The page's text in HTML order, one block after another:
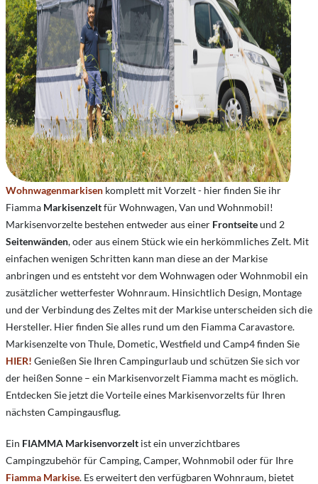
Wohnwagenmarkisen komplett mit Vorzelt - hier finden Sie ihr
Fiamma Markisenzeltfür Wohnwagen, Van und Wohnmobil!
Markisenvorzelte bestehen entweder aus einer Frontseiteund 2
Seitenwänden, oder aus einem Stück wie ein herkömmliches Zelt. Mit
einfachen wenigen Schritten kann man diese an der Markise
anbringen und es entsteht vor dem Wohnwagen oder Wohnmobil ein
zusätzlicher wetterfester Wohnraum. Hinsichtlich Design, Montage
und der Verbindung des Zeltes mit der Markise unterscheiden sich die
Hersteller. Hier finden Sie alles rund um den Fiamma Caravastore.
Markisenzelte von Thule, Dometic, Westfield und Camp4 finden Sie
HIER! Genießen Sie Ihren Campingurlaub und schützen Sie sich vor
der heißen Sonne – ein Markisenvorzelt Fiamma macht es möglich.
Entdecken Sie jetzt die Vorteile eines Markisenvorzelts für Ihren
nächsten Campingausflug.
Ein FIAMMA Markisenvorzelt ist ein unverzichtbares
Campingzubehör für Camping, Camper, Wohnmobil oder für Ihre
Fiamma Markise. Es erweitert den verfügbaren Wohnraum, bietet